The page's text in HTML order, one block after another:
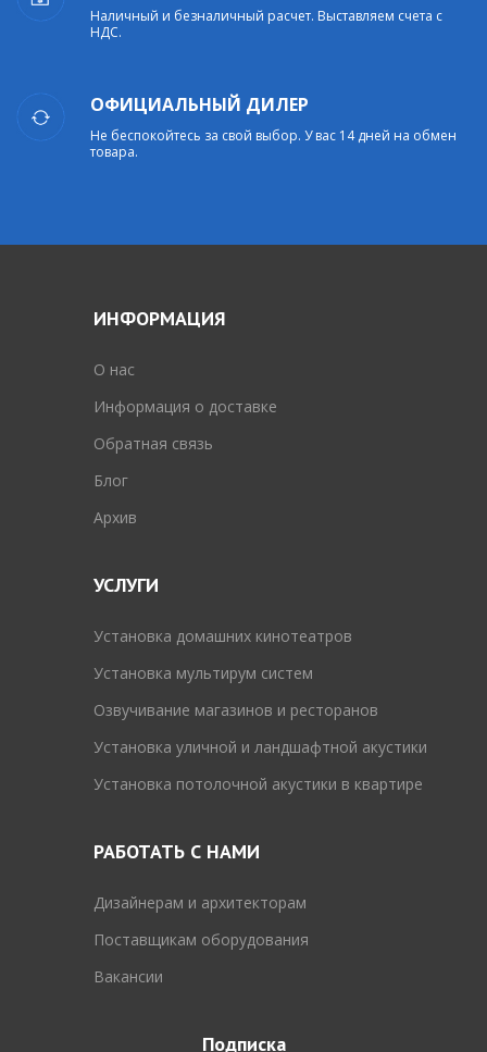
Наличный и безналичный расчет. Выставляем счета с
НДС.
ОФИЦИАЛЬНЫЙ ДИЛЕР
Не беспокойтесь за свой выбор. У вас 14 дней на обмен
товара.
ИНФОРМАЦИЯ
O нас
Информация о доставке
Обратная связь
Блог
Архив
УСЛУГИ
Установка домашних кинотеатров
Установка мультирум систем
Озвучивание магазинов и ресторанов
Установка уличной и ландшафтной акустики
Установка потолочной акустики в квартире
РАБОТАТЬ С НАМИ
Дизайнерам и архитекторам
Поставщикам оборудования
Вакансии
Подписка